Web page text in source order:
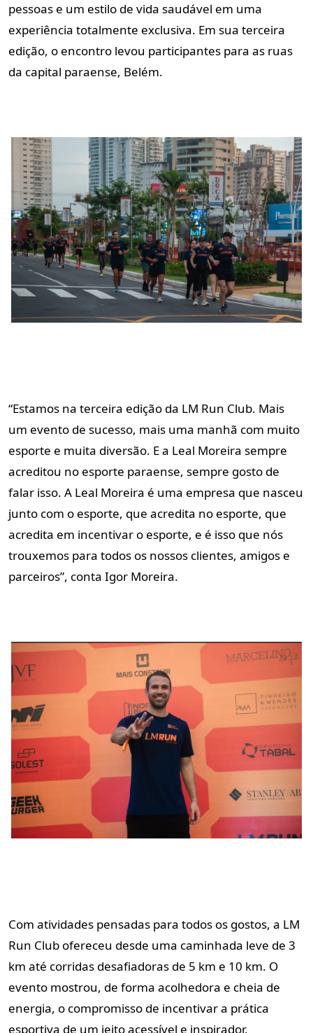
pessoas e um estilo de vida saudável em uma
experiência totalmente exclusiva. Em sua terceira
edição, o encontro levou participantes para as ruas
da capital paraense, Belém.
“Estamos na terceira edição da LM Run Club. Mais
um evento de sucesso, mais uma manhã com muito
esporte e muita diversão. E a Leal Moreira sempre
acreditou no esporte paraense, sempre gosto de
falar isso. A Leal Moreira é uma empresa que nasceu
junto com o esporte, que acredita no esporte, que
acredita em incentivar o esporte, e é isso que nós
trouxemos para todos os nossos clientes, amigos e
parceiros”, conta Igor Moreira.
Com atividades pensadas para todos os gostos, a LM
Run Club ofereceu desde uma caminhada leve de 3
km até corridas desafiadoras de 5 km e 10 km. O
evento mostrou, de forma acolhedora e cheia de
energia, o compromisso de incentivar a prática
esportiva de um jeito acessível e inspirador.